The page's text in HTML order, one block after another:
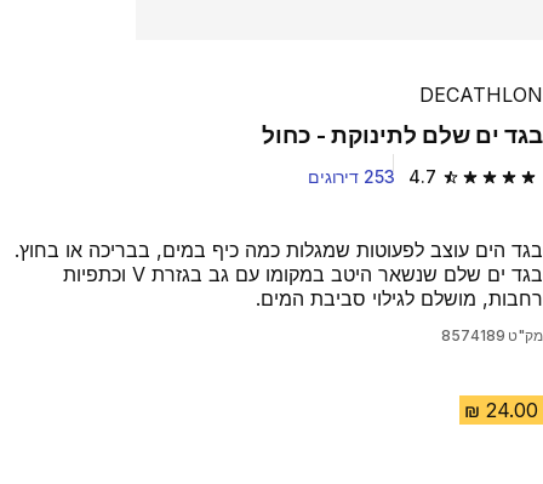
DECATHLON
בגד ים שלם לתינוקת - כחול
4.7 4.7 out of 5 stars from 253 reviews 253 דירוגים
בגד הים עוצב לפעוטות שמגלות כמה כיף במים, בבריכה או בחוץ.
בגד ים שלם שנשאר היטב במקומו עם גב בגזרת V וכתפיות
רחבות, מושלם לגילוי סביבת המים.
מק"ט 8574189